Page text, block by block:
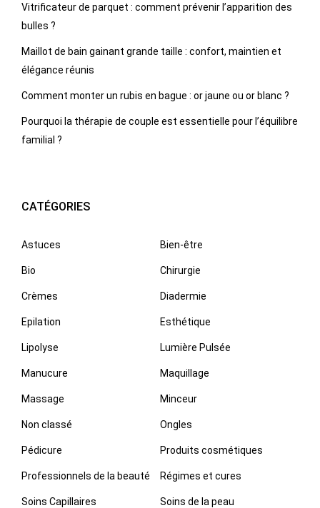
Vitrificateur de parquet : comment prévenir l’apparition des
bulles ?
Maillot de bain gainant grande taille : confort, maintien et
élégance réunis
Comment monter un rubis en bague : or jaune ou or blanc ?
Pourquoi la thérapie de couple est essentielle pour l’équilibre
familial ?
CATÉGORIES
Astuces Bien-être
Bio Chirurgie
Crèmes Diadermie
Epilation Esthétique
Lipolyse Lumière Pulsée
Manucure Maquillage
Massage Minceur
Non classé Ongles
Pédicure Produits cosmétiques
Professionnels de la beauté Régimes et cures
Soins Capillaires Soins de la peau